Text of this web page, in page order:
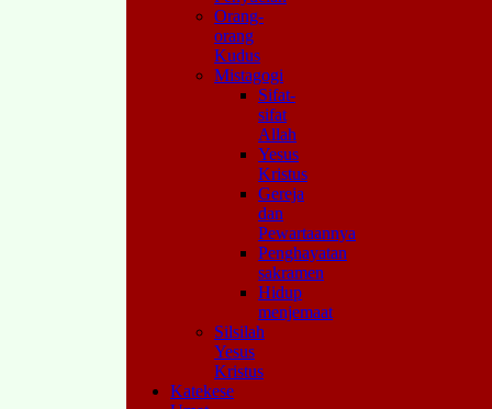
Orang-
orang
Kudus
Mistagogi
Sifat-
sifat
Allah
Yesus
Kristus
Gereja
dan
Pewartaannya
Penghayatan
sakramen
Hidup
menjemaat
Silsilah
Yesus
Kristus
Katekese